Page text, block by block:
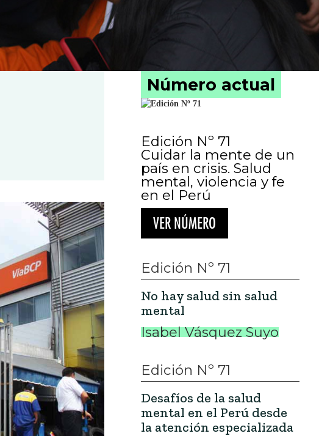
Número actual
Edición Nº 71
Cuidar la mente de un
país en crisis. Salud
mental, violencia y fe
en el Perú
VER NÚMERO
Edición Nº 71
No hay salud sin salud
mental
Isabel Vásquez Suyo
Edición Nº 71
Desafíos de la salud
mental en el Perú desde
la atención especializada